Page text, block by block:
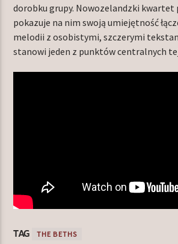
dorobku grupy. Nowozelandzki kwartet
pokazuje na nim swoją umiejętność
melodii z osobistymi, szczerymi
stanowi jeden z punktów centralnych
TAG THE BETHS